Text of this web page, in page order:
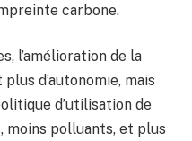
carbone.
l’amélioration de la
d’autonomie, mais
d’utilisation de
moins polluants, et plus